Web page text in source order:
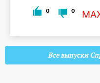
0 0
Все выпуски